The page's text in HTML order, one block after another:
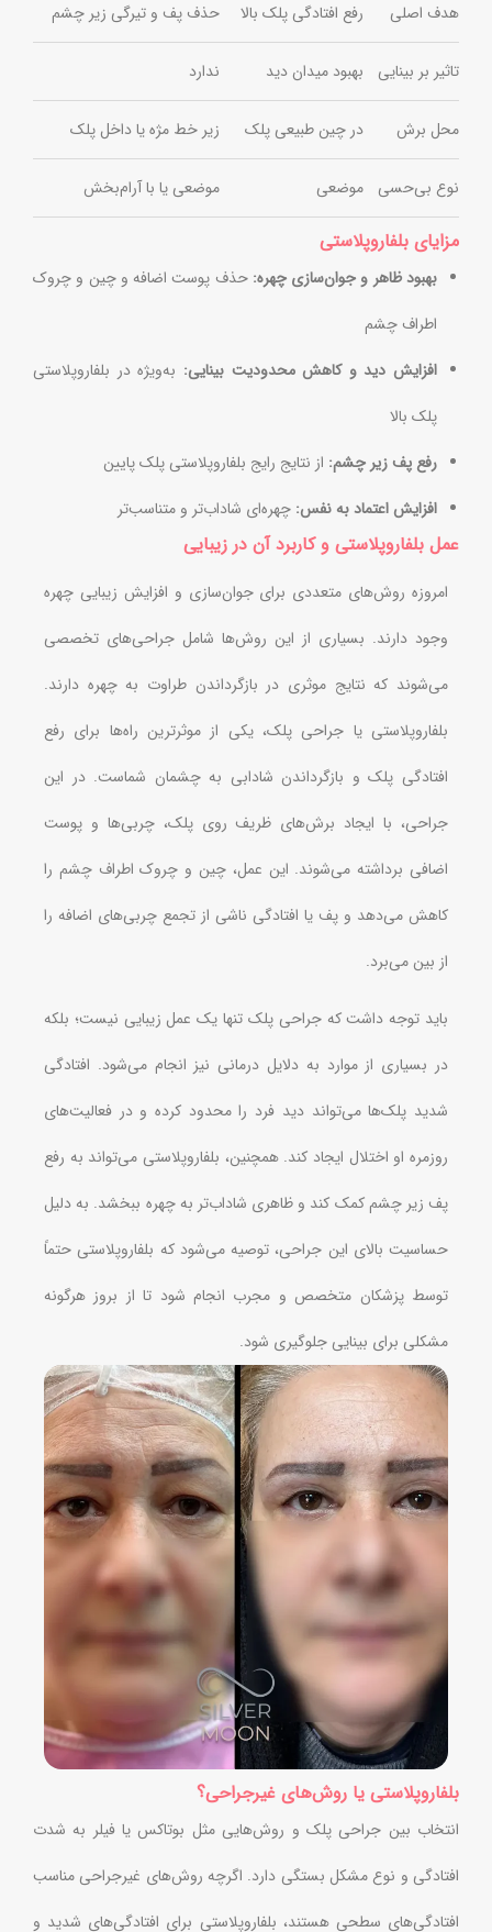
هدف اصلی رفع افتادگی پلک بالا حذف پف و تیرگی زیر چشم
تاثیر بر بینایی بهبود میدان دید ندارد
محل برش در چین طبیعی پلک زیر خط مژه یا داخل پلک
نوع بی‌حسی موضعی موضعی یا با آرام‌بخش
مزایای بلفاروپلاستی
بهبود ظاهر و جوان‌سازی چهره: حذف پوست اضافه و چین و چروک
اطراف چشم
افزایش دید و کاهش محدودیت بینایی: به‌ویژه در بلفاروپلاستی
پلک بالا
رفع پف زیر چشم: از نتایج رایج بلفاروپلاستی پلک پایین
افزایش اعتماد به نفس: چهره‌ای شاداب‌تر و متناسب‌تر
عمل بلفاروپلاستی و کاربرد آن در زیبایی
امروزه روش‌های متعددی برای جوان‌سازی و افزایش زیبایی چهره
وجود دارند. بسیاری از این روش‌ها شامل جراحی‌های تخصصی
می‌شوند که نتایج موثری در بازگرداندن طراوت به چهره دارند.
بلفاروپلاستی یا جراحی پلک، یکی از موثرترین راه‌ها برای رفع
افتادگی پلک و بازگرداندن شادابی به چشمان شماست. در این
جراحی، با ایجاد برش‌های ظریف روی پلک، چربی‌ها و پوست
اضافی برداشته می‌شوند. این عمل، چین و چروک اطراف چشم را
کاهش می‌دهد و پف یا افتادگی ناشی از تجمع چربی‌های اضافه را
از بین می‌برد.
باید توجه داشت که جراحی پلک تنها یک عمل زیبایی نیست؛ بلکه
در بسیاری از موارد به دلایل درمانی نیز انجام می‌شود. افتادگی
شدید پلک‌ها می‌تواند دید فرد را محدود کرده و در فعالیت‌های
روزمره او اختلال ایجاد کند. همچنین، بلفاروپلاستی می‌تواند به رفع
پف زیر چشم کمک کند و ظاهری شاداب‌تر به چهره ببخشد. به دلیل
حساسیت بالای این جراحی، توصیه می‌شود که بلفاروپلاستی حتماً
توسط پزشکان متخصص و مجرب انجام شود تا از بروز هرگونه
مشکلی برای بینایی جلوگیری شود.
بلفاروپلاستی یا روش‌های غیرجراحی؟
انتخاب بین جراحی پلک و روش‌هایی مثل بوتاکس یا فیلر به شدت
افتادگی و نوع مشکل بستگی دارد. اگرچه روش‌های غیرجراحی مناسب
افتادگی‌های سطحی هستند، بلفاروپلاستی برای افتادگی‌های شدید و